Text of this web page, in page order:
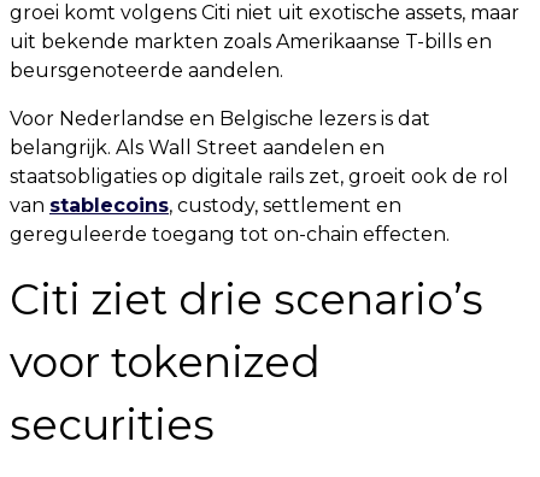
groei komt volgens Citi niet uit exotische assets, maar
uit bekende markten zoals Amerikaanse T-bills en
beursgenoteerde aandelen.
Voor Nederlandse en Belgische lezers is dat
belangrijk. Als Wall Street aandelen en
staatsobligaties op digitale rails zet, groeit ook de rol
van stablecoins, custody, settlement en
gereguleerde toegang tot on-chain effecten.
Citi ziet drie scenario’s
voor tokenized
securities